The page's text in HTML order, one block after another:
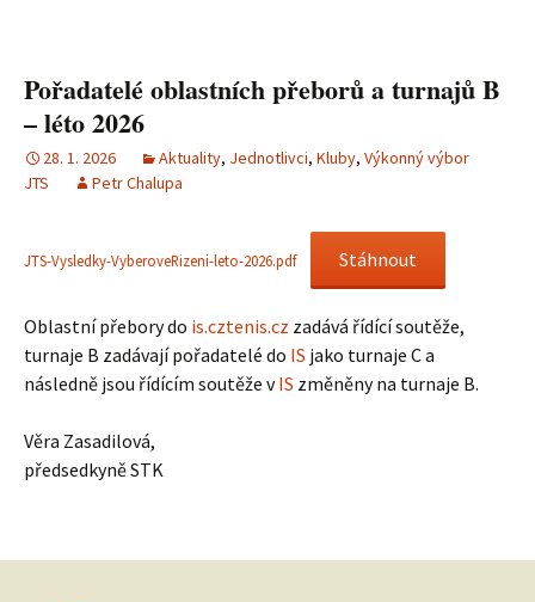
Pořadatelé oblastních přeborů a turnajů B
– léto 2026
28. 1. 2026 Aktuality, Jednotlivci, Kluby, Výkonný výbor
JTS
Petr Chalupa
JTS-Vysledky-VyberoveRizeni-leto-2026.pdf Stáhnout
Oblastní přebory do is.cztenis.cz zadává řídící soutěže,
turnaje B zadávají pořadatelé do IS jako turnaje C a
následně jsou řídícím soutěže vIS změněny na turnaje B.
Věra Zasadilová,
předsedkyně STK